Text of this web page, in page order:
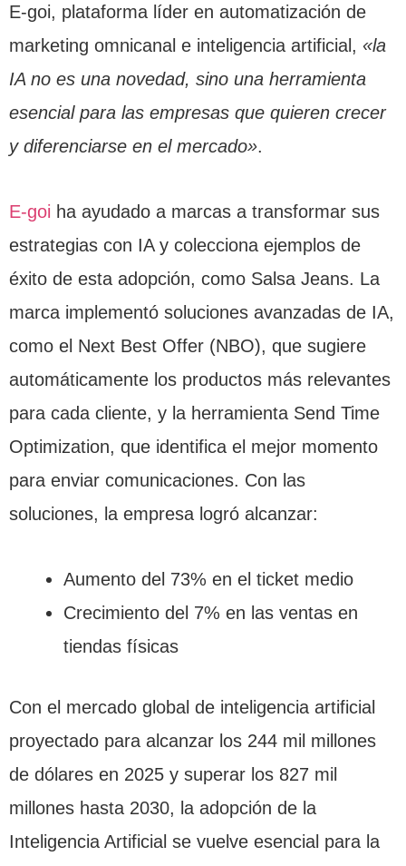
E-goi, plataforma líder en automatización de
marketing omnicanal e inteligencia artificial, «la
IA no es una novedad, sino una herramienta
esencial para las empresas que quieren crecer
y diferenciarse en el mercado».
E-goi ha ayudado a marcas a transformar sus
estrategias con IA y colecciona ejemplos de
éxito de esta adopción, como Salsa Jeans. La
marca implementó soluciones avanzadas de IA,
como el Next Best Offer (NBO), que sugiere
automáticamente los productos más relevantes
para cada cliente, y la herramienta Send Time
Optimization, que identifica el mejor momento
para enviar comunicaciones. Con las
soluciones, la empresa logró alcanzar:
Aumento del 73% en el ticket medio
Crecimiento del 7% en las ventas en
tiendas físicas
Con el mercado global de inteligencia artificial
proyectado para alcanzar los 244 mil millones
de dólares en 2025 y superar los 827 mil
millones hasta 2030, la adopción de la
Inteligencia Artificial se vuelve esencial para la